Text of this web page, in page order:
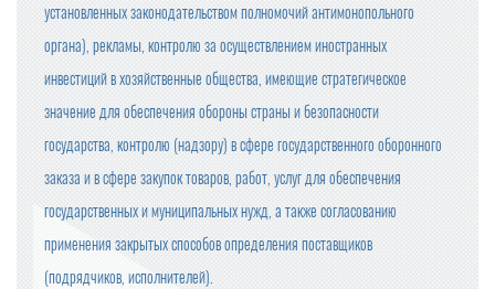
установленных законодательством полномочий антимонопольного
органа), рекламы, контролю за осуществлением иностранных
инвестиций в хозяйственные общества, имеющие стратегическое
значение для обеспечения обороны страны и безопасности
государства, контролю (надзору) в сфере государственного оборонного
заказа и в сфере закупок товаров, работ, услуг для обеспечения
государственных и муниципальных нужд, а также согласованию
применения закрытых способов определения поставщиков
(подрядчиков, исполнителей).